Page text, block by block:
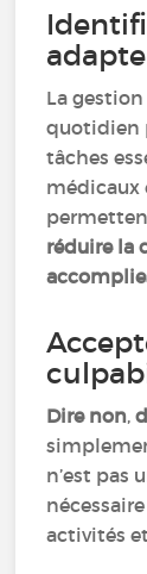
La
quotidien
tâches
médicaux
réduire la
Dire non,
n’est pas
activités